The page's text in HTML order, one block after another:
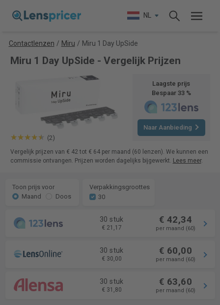
NL
Contactlenzen / Miru / Miru 1 Day UpSide
Miru 1 Day UpSide - Vergelijk Prijzen
(2)
Laagste prijs
Bespaar 33 %
Naar Aanbieding
Vergelijk prijzen van € 42 tot € 64 per maand (60 lenzen). We kunnen een
commissie ontvangen. Prijzen worden dagelijks bijgewerkt. Lees meer.
Toon prijs voor
Maand
Doos
Verpakkingsgroottes
30
30 stuk
€ 21,17
€ 42,34
per maand (60)
30 stuk
€ 30,00
€ 60,00
per maand (60)
30 stuk
€ 31,80
€ 63,60
per maand (60)